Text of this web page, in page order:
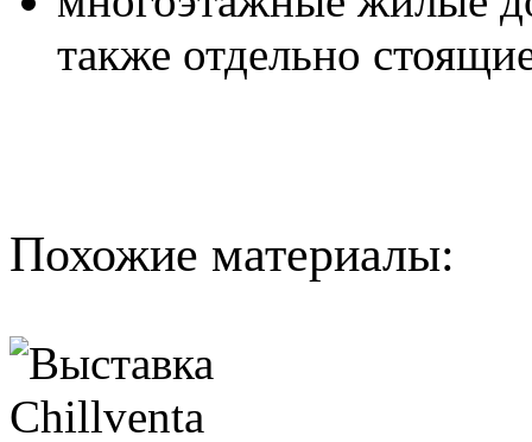
также отдельно
Похожие материалы: